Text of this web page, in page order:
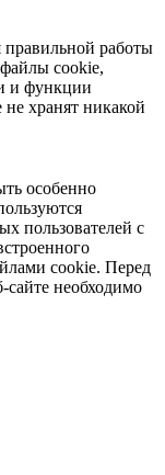
работы
файлы cookie,
и функции
хранят никакой
особенно
пользователей с
cookie. Перед
сайте необходимо